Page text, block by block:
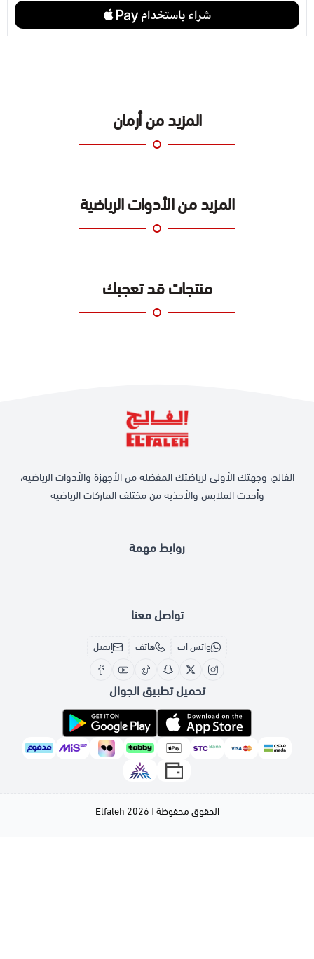
المزيد من أرمان
المزيد من الأدوات الرياضية
منتجات قد تعجبك
روابط مهمة
الفالح، وجهتك الأولى لرياضتك المفضلة من الأجهزة والأدوات الرياضية،
وأحدث الملابس والأحذية من مختلف الماركات الرياضية
تواصل معنا
واتس اب هاتف إيميل
تحميل تطبيق الجوال
الحقوق محفوظة | 2026 Elfaleh